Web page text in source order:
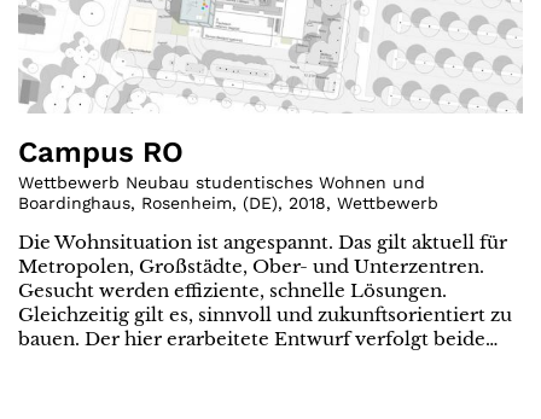
Campus RO
Wettbewerb Neubau studentisches Wohnen und
Boardinghaus, Rosenheim, (DE), 2018, Wettbewerb
Die Wohnsituation ist angespannt. Das gilt aktuell für
Metropolen, Großstädte, Ober- und Unterzentren.
Gesucht werden effiziente, schnelle Lösungen.
Gleichzeitig gilt es, sinnvoll und zukunftsorientiert zu
bauen. Der hier erarbeitete Entwurf verfolgt beide…